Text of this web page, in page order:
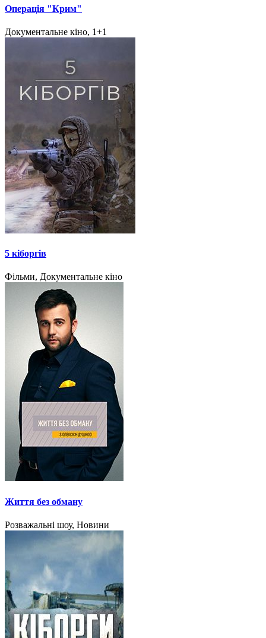
Операція "Крим"
Документальне кіно, 1+1
5 кіборгів
Фільми, Документальне кіно
Життя без обману
Розважальні шоу, Новини